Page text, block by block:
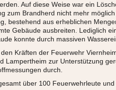
Auf diese Weise war ein
zum Brandherd nicht mehr
bestehend aus erheblichen
Gebäude ausbreiten. Lediglich
konnte durch massiven
Kräften der Feuerwehr
Lampertheim zur Unterstützung
durch.
über 100 Feuerwehrleute